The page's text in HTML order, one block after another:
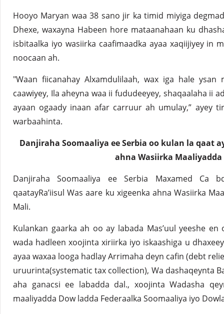
Hooyo Maryan waa 38 sano jir ka timid miyiga
Dhexe, waxayna Habeen hore mataanahaan ku
isbitaalka iyo wasiirka caafimaadka ayaa xaqiijiyey in
noocaan ah.
"Waan fiicanahay Alxamdulilaah, wax iga hale
caawiyey, Ila aheyna waa ii fududeeyey, shaqaalaha ii
ayaan ogaady inaan afar carruur ah umulay,” ayey
warbaahinta.
Danjiraha Soomaaliya ee Serbia oo kulan la qaat
ahna Wasiirka Maaliyadda
Danjiraha Soomaaliya ee Serbia Maxamed Ca
qaatayRa’iisul Was aare ku xigeenka ahna Wasiirka
Mali.
Kulankan gaarka ah oo ay labada Mas’uul yeeshe
wada hadleen xoojinta xiriirka iyo iskaashiga u
ayaa waxaa looga hadlay Arrimaha deyn cafin (debt
uruurinta(systematic tax collection), Wa dashaqeynta
aha ganacsi ee labadda dal., xoojinta Wadasha
maaliyadda Dow ladda Federaalka Soomaaliya iyo